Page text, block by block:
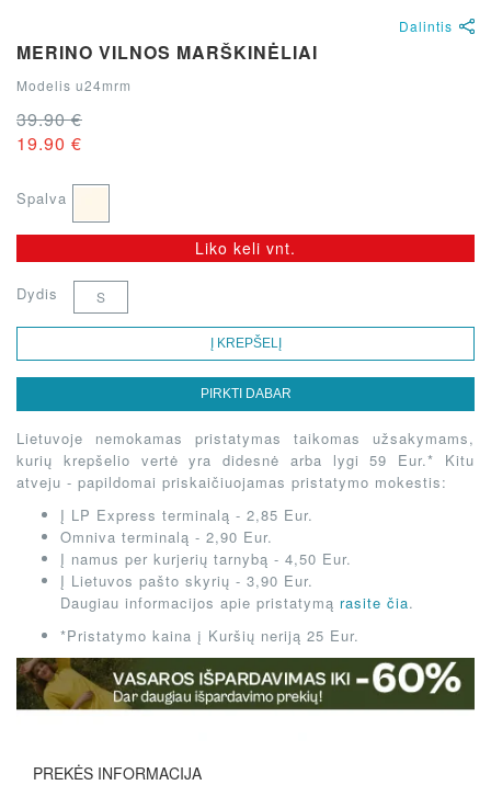
Dalintis
MERINO VILNOS MARŠKINĖLIAI
Modelis u24mrm
39.90 €
19.90 €
Spalva
Liko keli vnt.
Dydis S
Į KREPŠELĮ
PIRKTI DABAR
Lietuvoje nemokamas pristatymas taikomas užsakymams,
kurių krepšelio vertė yra didesnė arba lygi 59 Eur.* Kitu
atveju - papildomai priskaičiuojamas pristatymo mokestis:
Į LP Express terminalą - 2,85 Eur.
Omniva terminalą - 2,90 Eur.
Į namus per kurjerių tarnybą - 4,50 Eur.
Į Lietuvos pašto skyrių - 3,90 Eur.
Daugiau informacijos apie pristatymą rasite čia.
*Pristatymo kaina į Kuršių neriją 25 Eur.
PREKĖS INFORMACIJA